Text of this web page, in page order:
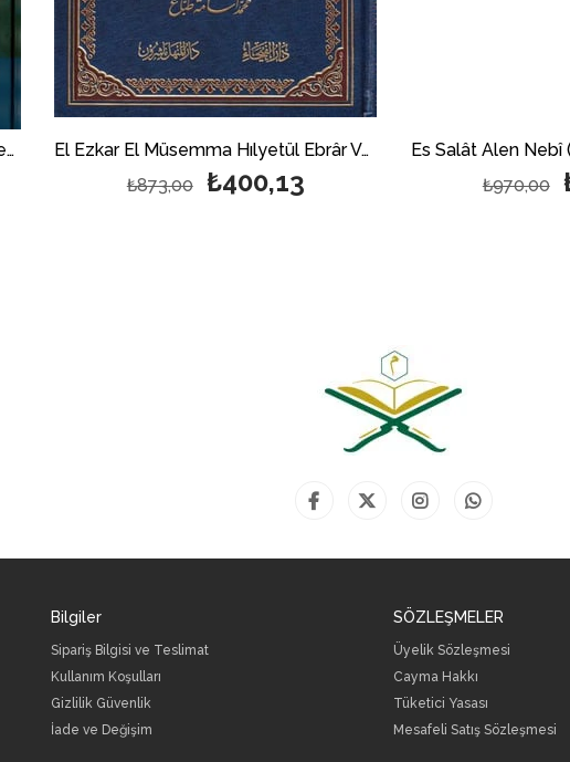
Şerhül Hikemil İmam İbn Ataullah İskenderi 1Cilt شرح حكم الإمام ابن عطاء الله السكندري El Ezkar El Müsemma Hılyetül Ebrâr Ve Şiâril Ahyâr 1 Cilt | الأذكار
₺400,13
₺873,00 ₺970,00
Bilgiler
Sipariş Bilgisi ve Teslimat
Kullanım Koşulları
Gizlilik Güvenlik
İade ve Değişim
SÖZLEŞMELER
Üyelik Sözleşmesi
Cayma Hakkı
Tüketici Yasası
Mesafeli Satış Sözleşmesi